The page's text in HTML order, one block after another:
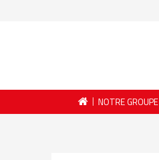
NOTRE GROUPE